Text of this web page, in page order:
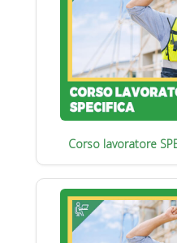
Corso lavoratore